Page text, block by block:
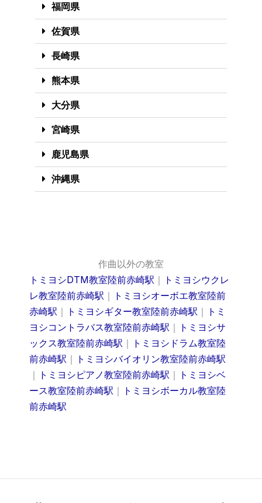
福岡県
佐賀県
長崎県
熊本県
大分県
宮崎県
鹿児島県
沖縄県
作曲以外の教室
トミヨシDTM教室陸前赤崎駅 ｜ トミヨシウクレ
レ教室陸前赤崎駅 ｜ トミヨシオーボエ教室陸前
赤崎駅 ｜ トミヨシギター教室陸前赤崎駅 ｜ トミ
ヨシコントラバス教室陸前赤崎駅 ｜ トミヨシサ
ックス教室陸前赤崎駅 ｜ トミヨシドラム教室陸
前赤崎駅 ｜ トミヨシバイオリン教室陸前赤崎駅
｜ トミヨシピアノ教室陸前赤崎駅 ｜ トミヨシベ
ース教室陸前赤崎駅 ｜ トミヨシボーカル教室陸
前赤崎駅